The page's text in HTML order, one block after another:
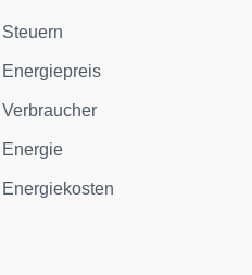
Steuern
Energiepreis
Verbraucher
Energie
Energiekosten